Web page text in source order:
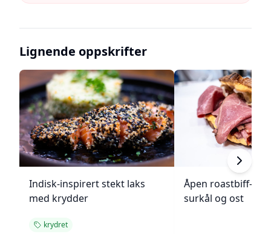
Lignende oppskrifter
Indisk-inspirert stekt laks
med krydder
krydret
Åpen roastbiff-
surkål og ost